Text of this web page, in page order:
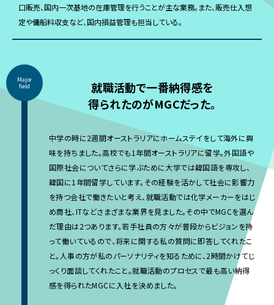
口販売、国内一次基地の在庫管理を行うことが主な業務。また、販売仕入想
定や傭船料収支など、国内損益管理も担当している。
Major
field
就職活動で一番納得感を
得られたのがMGCだった。
中学の時に2週間オーストラリアにホームステイをして海外に興
味を持ちました。高校でも1年間オーストラリアに留学。外国語や
国際社会についてさらに学ぶために大学では韓国語を専攻し、
韓国に1年間留学しています。その経験を活かして社会に影響力
を持つ会社で働きたいと考え、就職活動では化学メーカーをはじ
め商社、ITなどさまざまな業界を見ました。その中でMGCを選ん
だ理由は2つあります。若手社員の方々が普段からビジョンを持
って働いているので、将来に関する私の質問に即答してくれたこ
と。人事の方が私のパーソナリティを知るために、2時間かけてじ
っくり面談してくれたこと。就職活動のプロセスで最も高い納得
感を得られたMGCに入社を決めました。